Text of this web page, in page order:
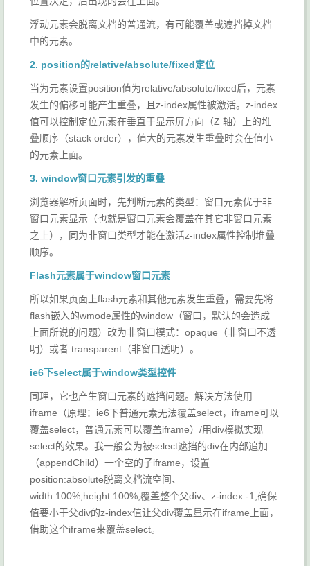
浮动元素会脱离文档的普通流，有可能覆盖或遮挡掉文档
中的元素。
2. position的relative/absolute/fixed定位
当为元素设置position值为relative/absolute/fixed后，元素
发生的偏移可能产生重叠，且z-index属性被激活。z-index
值可以控制定位元素在垂直于显示屏方向（Z 轴）上的堆
叠顺序（stack order），值大的元素发生重叠时会在值小
的元素上面。
3. window窗口元素引发的重叠
浏览器解析页面时，先判断元素的类型：窗口元素优于非
窗口元素显示（也就是窗口元素会覆盖在其它非窗口元素
之上），同为非窗口类型才能在激活z-index属性控制堆叠
顺序。
Flash元素属于window窗口元素
所以如果页面上flash元素和其他元素发生重叠，需要先将
flash嵌入的wmode属性的window（窗口，默认的会造成
上面所说的问题）改为非窗口模式：opaque（非窗口不透
明）或者 transparent（非窗口透明）。
ie6下select属于window类型控件
同理，它也产生窗口元素的遮挡问题。解决方法使用
iframe（原理：ie6下普通元素无法覆盖select，iframe可以
覆盖select，普通元素可以覆盖iframe）/用div模拟实现
select的效果。我一般会为被select遮挡的div在内部追加
（appendChild）一个空的子iframe，设置
position:absolute脱离文档流空间、
width:100%;height:100%;覆盖整个父div、z-index:-1;确保
值要小于父div的z-index值让父div覆盖显示在iframe上面，
借助这个iframe来覆盖select。